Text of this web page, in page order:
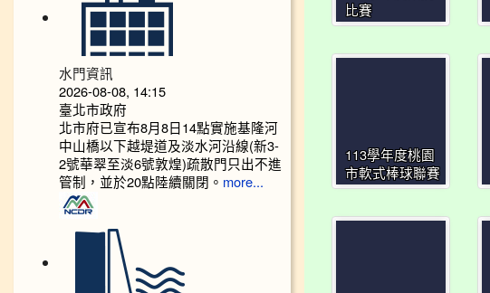
比賽
113學年度桃園
市軟式棒球聯賽
水門資訊
2026-08-08, 14:15
臺北市政府
北市府已宣布8月8日14點實施基隆河
中山橋以下越堤道及淡水河沿線(新3-
2號華翠至淡6號敦煌)疏散門只出不進
管制，並於20點陸續關閉。 more...